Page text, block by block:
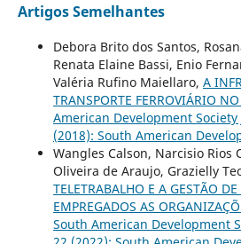
Artigos Semelhantes
Debora Brito dos Santos,
Renata Elaine Bassi, Enio
Valéria Rufino Maiellaro, A
TRANSPORTE FERROVIÁRIO
American Development Society
(2018): South American
Wangles Calson, Narcisio Rios
Oliveira de Araujo, Grazielly
TELETRABALHO E A GESTÃO
EMPREGADOS AS
South American Development